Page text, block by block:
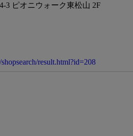
3 ピオニウォーク東松山 2F
result.html?id=208